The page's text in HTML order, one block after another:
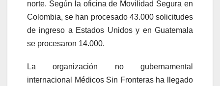
norte. Según la oficina de Movilidad Segura en
Colombia, se han procesado 43.000 solicitudes
de ingreso a Estados Unidos y en Guatemala
se procesaron 14.000.
La organización no gubernamental
internacional Médicos Sin Fronteras ha llegado